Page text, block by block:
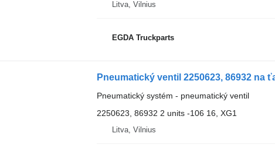
Litva, Vilnius
EGDA Truckparts
Pneumatický ventil 2250623, 86932 na
Pneumatický systém - pneumatický ventil
2250623, 86932 2 units -106 16, XG1
Litva, Vilnius